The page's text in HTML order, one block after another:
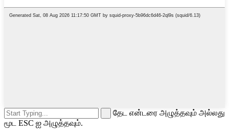
தேட என்டரை அழுத்தவும் அல்லது
மூட ESC ஐ அழுத்தவும்.